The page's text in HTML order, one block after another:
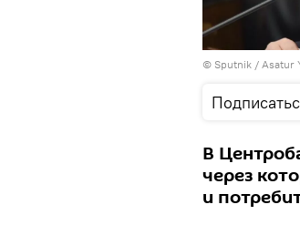
© Sputnik / Asatur
В
через
и